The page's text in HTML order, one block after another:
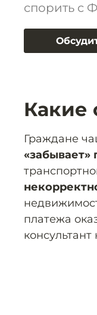
спорить с
Какие
Граждане
«забывает»
платежа